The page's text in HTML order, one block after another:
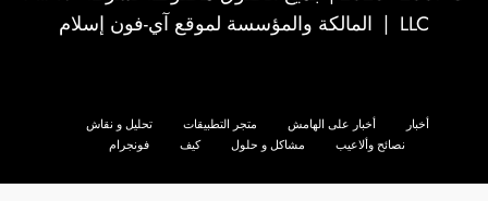
LLC | المالكة والمؤسسة لموقع آي-فون إسلام
أخبار أخبار على الهامش متجر التطبيقات
تحليل و نقاش
نصائح وألاعيب
مشاكل و حلول كيف فونجرام